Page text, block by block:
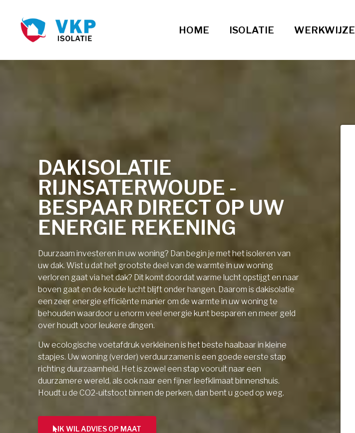
HOME ISOLATIE WERKWIJZE
DAKISOLATIE
RIJNSATERWOUDE -
BESPAAR DIRECT OP UW
ENERGIE REKENING
Duurzaam investeren in uw woning? Dan begin je met het isoleren van
uw dak. Wist u dat het grootste deel van de warmte in uw woning
verloren gaat via het dak? Dit komt doordat warme lucht opstijgt en naar
boven gaat en de koude lucht blijft onder hangen. Daarom is dakisolatie
een zeer energie efficiënte manier om de warmte in uw woning te
behouden waardoor u enorm veel energie kunt besparen en meer geld
over houdt voor leukere dingen.
Uw ecologische voetafdruk verkleinen is het beste haalbaar in kleine
stapjes. Uw woning (verder) verduurzamen is een goede eerste stap
richting duurzaamheid. Het is zowel een stap vooruit naar een
duurzamere wereld, als ook naar een fijner leefklimaat binnenshuis.
Houdt u de CO2-uitstoot binnen de perken, dan bent u goed op weg.
IK WIL ADVIES OP MAAT